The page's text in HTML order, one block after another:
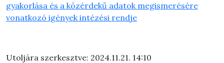
gyakorlása és a közérdekű adatok megismerésére
vonatkozó igények intézési rendje
Utoljára szerkesztve: 2024.11.21. 14:10